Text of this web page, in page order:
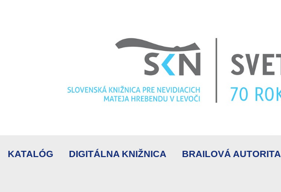
KATALÓG DIGITÁLNA KNIŽNICA BRAILOVÁ AUTORITA